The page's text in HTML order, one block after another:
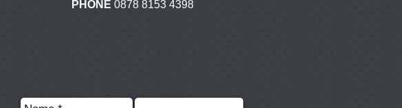
PHONE 0878 8153 4398